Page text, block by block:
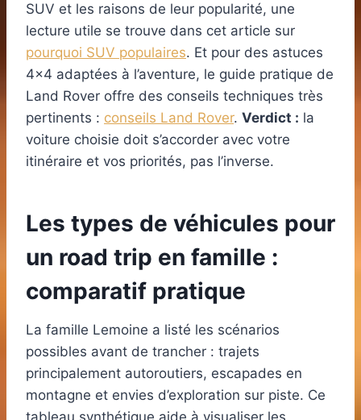
SUV et les raisons de leur popularité, une
lecture utile se trouve dans cet article sur
pourquoi SUV populaires. Et pour des astuces
4×4 adaptées à l’aventure, le guide pratique de
Land Rover offre des conseils techniques très
pertinents : conseils Land Rover. Verdict : la
voiture choisie doit s’accorder avec votre
itinéraire et vos priorités, pas l’inverse.
Les types de véhicules pour
un road trip en famille :
comparatif pratique
La famille Lemoine a listé les scénarios
possibles avant de trancher : trajets
principalement autoroutiers, escapades en
montagne et envies d’exploration sur piste. Ce